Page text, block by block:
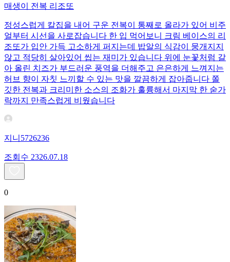
매생이 전복 리조또
정성스럽게 칼집을 내어 구운 전복이 통째로 올라가 있어 비주
얼부터 시선을 사로잡습니다 한 입 먹어보니 크림 베이스의 리
조또가 입안 가득 고소하게 퍼지는데 밥알의 식감이 뭉개지지
않고 적당히 살아있어 씹는 재미가 있습니다 위에 눈꽃처럼 갈
아 올린 치즈가 부드러운 풍역을 더해주고 은은하게 느껴지는
허브 향이 자칫 느끼할 수 있는 맛을 깔끔하게 잡아줍니다 쫄
깃한 전복과 크리미한 소스의 조화가 훌륭해서 마지막 한 숟가
락까지 만족스럽게 비웠습니다
지니5726236
조회수 2326.07.18
0